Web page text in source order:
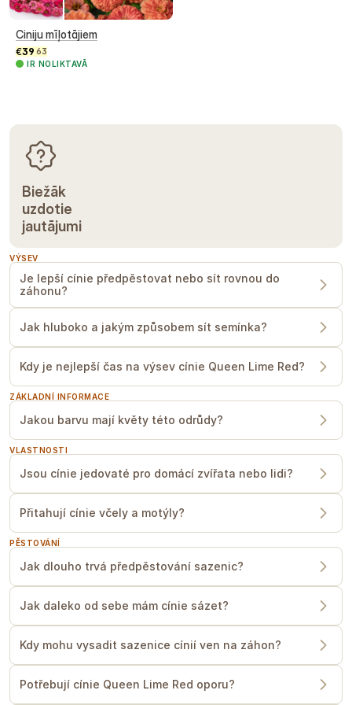
Cínie sázíme do záhonu ve sponu20
cm od sebe. Nesnažte se cínie sázet
blíže k sobě, jelikož pak zvyšujete riziko
výskytu houbových chorob.
Pro cínie vyberte místo s co největším
přísunem sluníčka. Sázejte do hlinité,
Jestli platí jedna univerzální rada pro
cínie, je to —snažte je vyvarovat
jakéhokoliv stresu . Nízké teploty,
narušený kořenový bal, nebo
nepravidelná zálivka, nebo málo živin,
proto nezapomeňte pravidelně
Ciniju mīļotājiem
€39 63
IR NOLIKTAVĀ
Biežāk
uzdotie
jautājumi
VÝSEV
Je lepší cínie předpěstovat nebo sít rovnou do
záhonu?
Jak hluboko a jakým způsobem sít semínka?
Kdy je nejlepší čas na výsev cínie Queen Lime Red?
ZÁKLADNÍ INFORMACE
Jakou barvu mají květy této odrůdy?
VLASTNOSTI
Jsou cínie jedovaté pro domácí zvířata nebo lidi?
Přitahují cínie včely a motýly?
PĚSTOVÁNÍ
Jak dlouho trvá předpěstování sazenic?
Jak daleko od sebe mám cínie sázet?
Kdy mohu vysadit sazenice cínií ven na záhon?
Potřebují cínie Queen Lime Red oporu?